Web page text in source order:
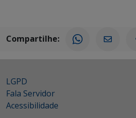
Compartilhe:
LGPD
Fala Servidor
Acessibilidade